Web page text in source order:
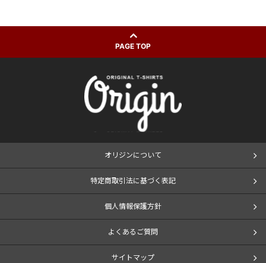
PAGE TOP
オリジンについて
特定商取引法に基づく表記
個人情報保護方針
よくあるご質問
サイトマップ